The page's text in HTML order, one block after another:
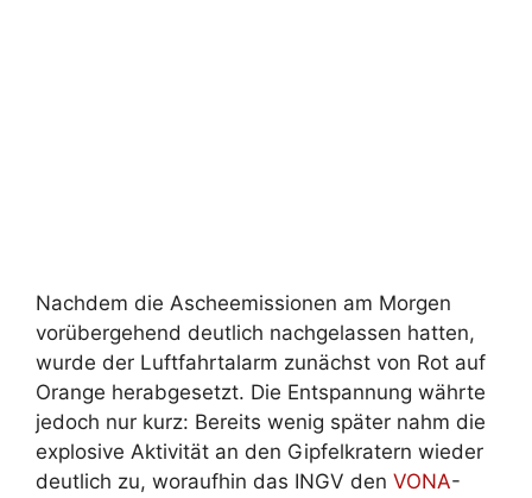
Nachdem die Ascheemissionen am Morgen
vorübergehend deutlich nachgelassen hatten,
wurde der Luftfahrtalarm zunächst von Rot auf
Orange herabgesetzt. Die Entspannung währte
jedoch nur kurz: Bereits wenig später nahm die
explosive Aktivität an den Gipfelkratern wieder
deutlich zu, woraufhin das INGV den VONA-